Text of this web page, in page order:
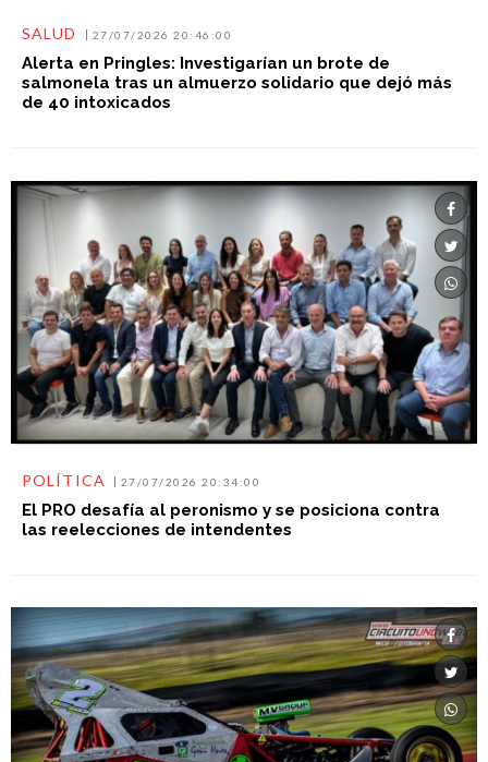
SALUD 27/07/2026 20:46:00
Alerta en Pringles: Investigarían un brote de
salmonela tras un almuerzo solidario que dejó más
de 40 intoxicados
POLÍTICA 27/07/2026 20:34:00
El PRO desafía al peronismo y se posiciona contra
las reelecciones de intendentes